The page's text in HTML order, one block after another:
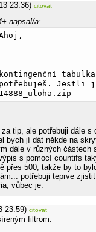
23:36) citovat
napsal/a:
kontingenční
potřebuješ. Jestli
14888_uloha.zip
za tip, ale potřebuji dále
bych jí dát někde na
dále v různých částech
s pomocí countifs
přes 500, takže by to
potřebuji teprve
vůbec je.
23:59) citovat
filtrom: